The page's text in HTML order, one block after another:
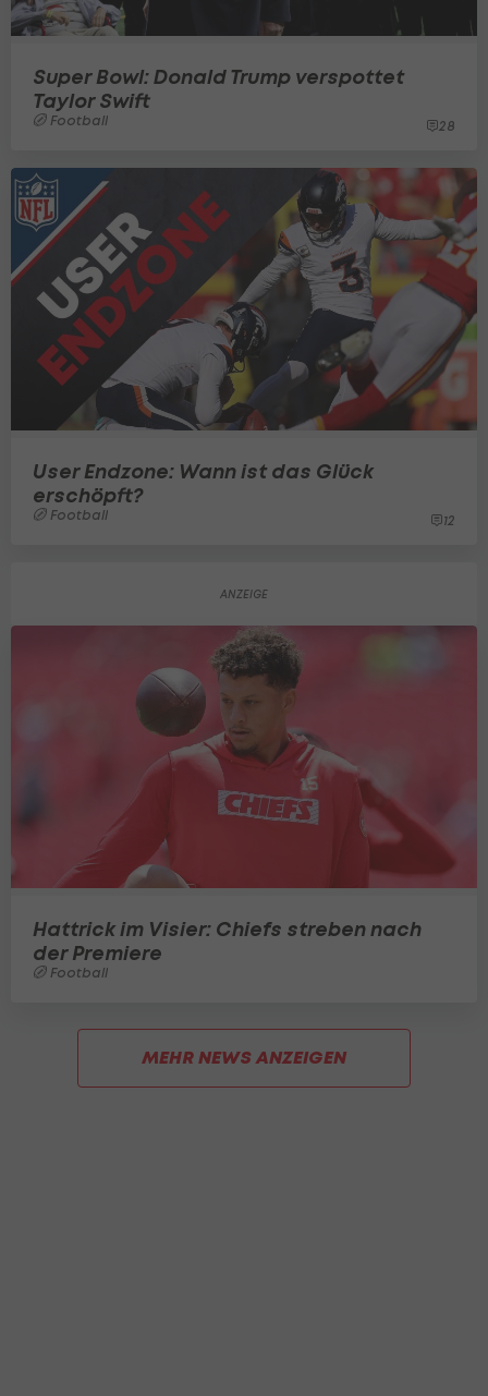
Super Bowl: Donald Trump verspottet
Taylor Swift
Football 28
User Endzone: Wann ist das Glück
erschöpft?
Football 12
Hattrick im Visier: Chiefs streben nach
der Premiere
Football
MEHR NEWS ANZEIGEN